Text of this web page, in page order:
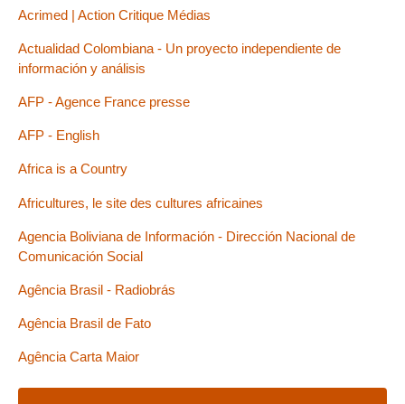
Acrimed | Action Critique Médias
Actualidad Colombiana - Un proyecto independiente de
información y análisis
AFP - Agence France presse
AFP - English
Africa is a Country
Africultures, le site des cultures africaines
Agencia Boliviana de Información - Dirección Nacional de
Comunicación Social
Agência Brasil - Radiobrás
Agência Brasil de Fato
Agência Carta Maior